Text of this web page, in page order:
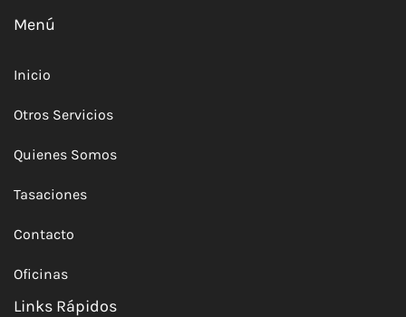
Menú
Inicio
Otros Servicios
Quienes Somos
Tasaciones
Contacto
Oficinas
Links Rápidos